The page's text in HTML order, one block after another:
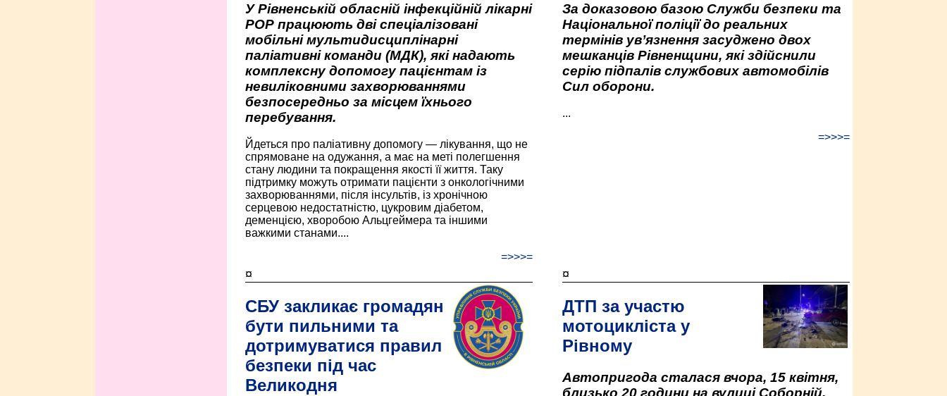
У Рівненській обласній інфекційній лікарні
РОР працюють дві спеціалізовані
мобільні мультидисциплінарні
паліативні команди (МДК), які надають
комплексну допомогу пацієнтам із
невиліковними захворюваннями
безпосередньо за місцем їхнього
перебування.
Йдеться про паліативну допомогу — лікування, що не
спрямоване на одужання, а має на меті полегшення
стану людини та покращення якості її життя. Таку
підтримку можуть отримати пацієнти з онкологічними
захворюваннями, після інсультів, із хронічною
серцевою недостатністю, цукровим діабетом,
деменцією, хворобою Альцгеймера та іншими
важкими станами....
=>>>=
За доказовою базою Служби безпеки та
Національної поліції до реальних
термінів ув’язнення засуджено двох
мешканців Рівненщини, які здійснили
серію підпалів службових автомобілів
Сил оборони.
...
=>>>=
¤
СБУ закликає громадян
бути пильними та
дотримуватися правил
безпеки під час
Великодня
¤
ДТП за участю
мотоцикліста у
Рівному
Автопригода сталася вчора, 15 квітня,
близько 20 години на вулиці Соборній.